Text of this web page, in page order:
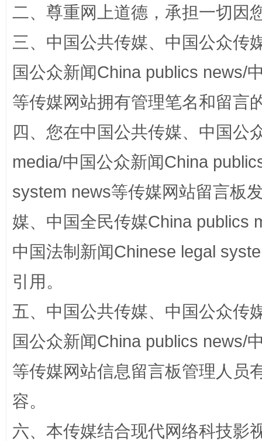
国家大学科技园优化重塑工作
扯下公款旅游的“隐身衣” 如何以
二、尊重网上道德，承担一切因
三、中国公共传媒、中国公众传
国公众新闻China publics news/
等传媒网站拥有管理笔名和留言
四、您在中国公共传媒、中国公
media/中国公众新闻China
system news等传媒网站留言板
媒、中国全民传媒China publics
中国法制新闻Chinese legal
引用。
五、中国公共传媒、中国公众传
国公众新闻China publics news/
等传媒网站信息留言板管理人员
容。
六、本传媒结合现代网络科技影